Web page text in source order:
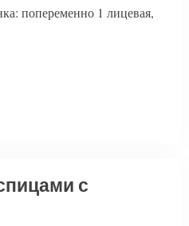
попеременно 1 лицевая,
с